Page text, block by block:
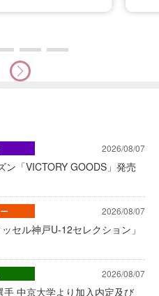
2026/08/07
ン「VICTORY GOODS」発売
2026/08/07
ッセル神戸U-12セレクション」
2026/08/07
手 中京大学より加入内定及び